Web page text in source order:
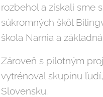
rozbehol a získali sme
súkromných škôl
škola Narnia a
Zároveň s pilotným
vytrénoval skupinu
Slovensku.